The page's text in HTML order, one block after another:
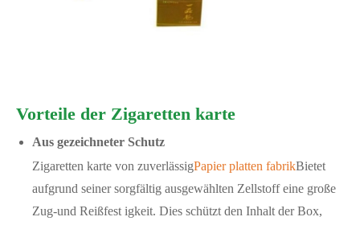
Vorteile der Zigaretten karte
Aus gezeichneter Schutz
Zigaretten karte von zuverlässigPapier platten fabrikBietet
aufgrund seiner sorgfältig ausgewählten Zellstoff eine große
Zug-und Reißfest igkeit. Dies schützt den Inhalt der Box,